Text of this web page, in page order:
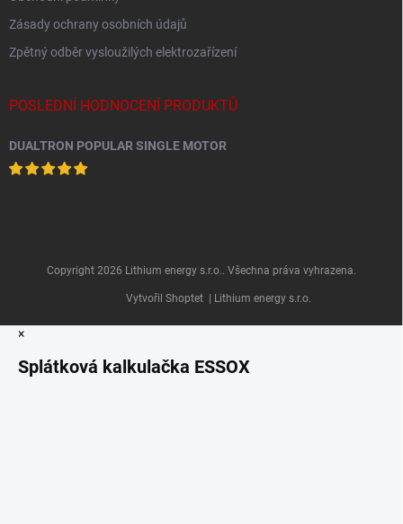
Zásady ochrany osobních údajů
Zpětný odběr vysloužilých elektrozařízení
POSLEDNÍ HODNOCENÍ PRODUKTŮ
DUALTRON POPULAR SINGLE MOTOR
Vytvořil Shoptet | Lithium energy s.r.o.
Copyright 2026 Lithium energy s.r.o. . Všechna práva vyhrazena.
×
Splátková kalkulačka ESSOX